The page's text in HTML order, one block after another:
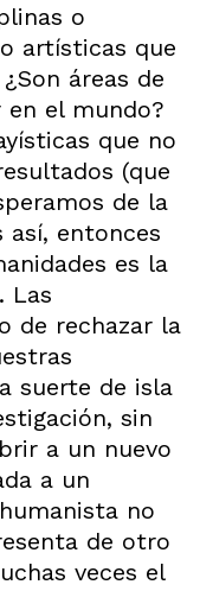
o
artísticas que
áreas de
el mundo?
que no
(que
de la
así, entonces
es la
Las
de rechazar la
suerte de isla
sin
a un nuevo
a un
no
de otro
veces el